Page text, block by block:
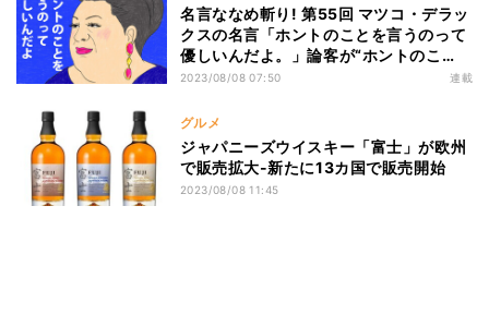
名言ななめ斬り! 第55回 マツコ・デラッ
クスの名言「ホントのことを言うのって
優しいんだよ。」論客が“ホントのこ
と”を言わなくなった理由
2023/08/08 07:50 連載
グルメ
ジャパニーズウイスキー「富士」が欧州
で販売拡大-新たに13カ国で販売開始
2023/08/08 11:45